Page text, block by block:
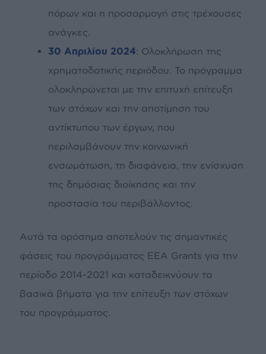
πόρων και η προσαρμογή στις τρέχουσες
ανάγκες.
30 Απριλίου 2024: Ολοκλήρωση της
χρηματοδοτικής περιόδου. Το πρόγραμμα
ολοκληρώνεται με την επιτυχή επίτευξη
των στόχων και την αποτίμηση του
αντίκτυπου των έργων, που
περιλαμβάνουν την κοινωνική
ενσωμάτωση, τη διαφάνεια, την ενίσχυση
της δημόσιας διοίκησης και την
προστασία του περιβάλλοντος.
Αυτά τα ορόσημα αποτελούν τις σημαντικές
φάσεις του προγράμματος EEA Grants για την
περίοδο 2014-2021 και καταδεικνύουν τα
βασικά βήματα για την επίτευξη των στόχων
του προγράμματος.